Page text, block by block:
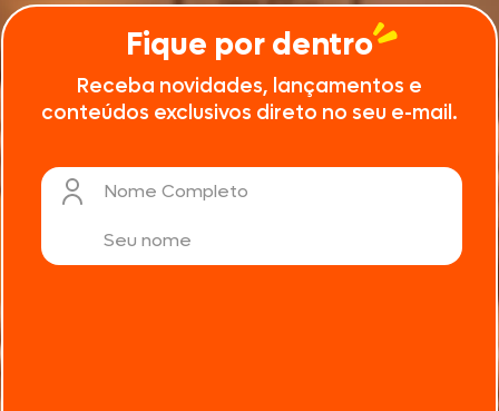
Fique por dentro
Receba novidades, lançamentos e
conteúdos exclusivos direto no seu e-mail.
Nome Completo